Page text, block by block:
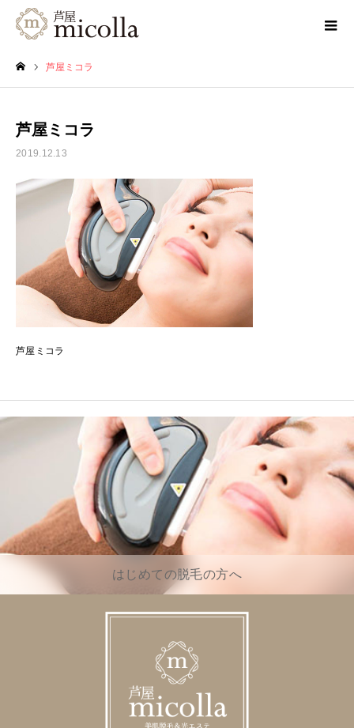
芦屋ミコラ
芦屋ミコラ
2019.12.13
芦屋ミコラ
はじめての脱毛の方へ